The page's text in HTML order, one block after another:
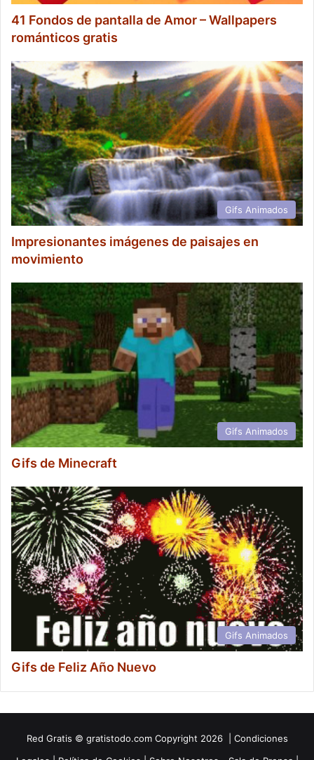
41 Fondos de pantalla de Amor – Wallpapers
románticos gratis
Gifs Animados
Impresionantes imágenes de paisajes en
movimiento
Gifs Animados
Gifs de Minecraft
Gifs Animados
Gifs de Feliz Año Nuevo
Red Gratis © gratistodo.com Copyright 2026 | Condiciones